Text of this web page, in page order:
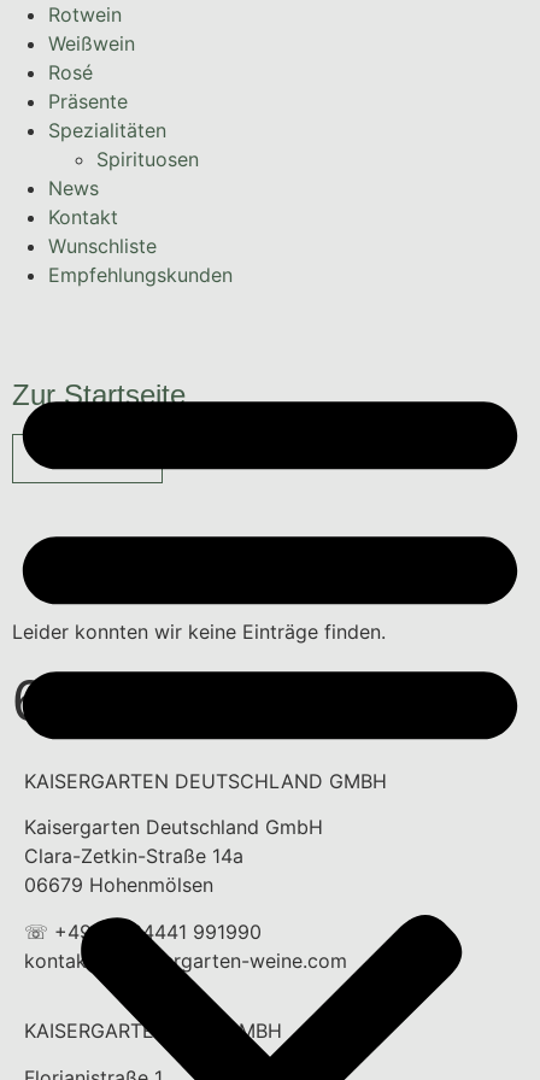
Rotwein
Weißwein
Rosé
Präsente
Spezialitäten
Spirituosen
News
Kontakt
Wunschliste
Empfehlungskunden
Zur Startseite
6
Leider konnten wir keine Einträge finden.
6
KAISERGARTEN DEUTSCHLAND GMBH
Kaisergarten Deutschland GmbH
Clara-Zetkin-Straße 14a
06679 Hohenmölsen
☏ +49 (0) 34441 991990
kontakt(at)kaisergarten-weine.com
KAISERGARTEN NIER GMBH